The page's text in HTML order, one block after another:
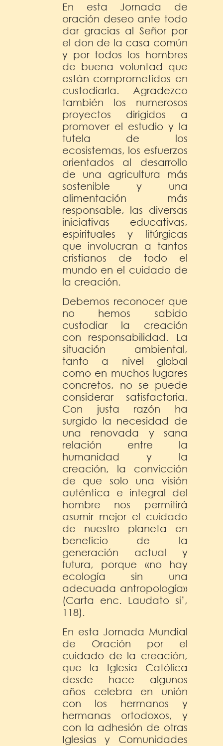
En esta Jornada de
oración deseo ante todo
dar gracias al Señor por
el don de la casa común
y por todos los hombres
de buena voluntad que
están comprometidos en
custodiarla. Agradezco
también los numerosos
proyectos dirigidos a
promover el estudio y la
tutela de los
ecosistemas, los esfuerzos
orientados al desarrollo
de una agricultura más
sostenible y una
alimentación más
responsable, las diversas
iniciativas educativas,
espirituales y litúrgicas
que involucran a tantos
cristianos de todo el
mundo en el cuidado de
la creación.
Debemos reconocer que
no hemos sabido
custodiar la creación
con responsabilidad. La
situación ambiental,
tanto a nivel global
como en muchos lugares
concretos, no se puede
considerar satisfactoria.
Con justa razón ha
surgido la necesidad de
una renovada y sana
relación entre la
humanidad y la
creación, la convicción
de que solo una visión
auténtica e integral del
hombre nos permitirá
asumir mejor el cuidado
de nuestro planeta en
beneficio de la
generación actual y
futura, porque «no hay
ecología sin una
adecuada antropología»
(Carta enc. Laudato si’,
118).
En esta Jornada Mundial
de Oración por el
cuidado de la creación,
que la Iglesia Católica
desde hace algunos
años celebra en unión
con los hermanos y
hermanas ortodoxos, y
con la adhesión de otras
Iglesias y Comunidades